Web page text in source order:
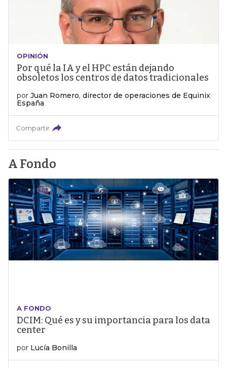
OPINIÓN
Por qué la IA y el HPC están dejando
obsoletos los centros de datos tradicionales
por Juan Romero, director de operaciones de Equinix
España
Compartir
A Fondo
A FONDO
DCIM: Qué es y su importancia para los data
center
por Lucía Bonilla